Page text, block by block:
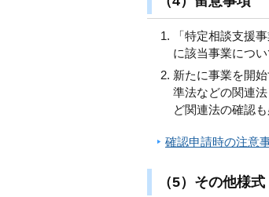
「特定相談支援
に該当事業につ
新たに事業を開
準法などの関連
ど関連法の確認
確認申請時の注意
（5）その他様式